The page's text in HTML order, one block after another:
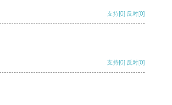
支持[0] 反对[0]
支持[0] 反对[0]